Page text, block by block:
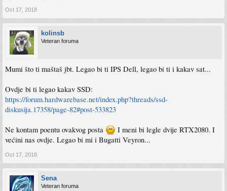
Oct 17, 2018
kolinsb
Veteran foruma
Mumi što ti maštaš jbt. Legao bi ti IPS Dell, legao bi ti i kakav sat...
Ovdje bi ti legao kakav SSD:
https://forum.hardwarebase.net/index.php?threads/ssd-
diskusija.17358/page-82#post-533823
Ne kontam poentu ovakvog posta
I meni bi legle dvije RTX2080. I
većini nas ovdje. Legao bi mi i Bugatti Veyron...
Oct 17, 2018
Sena
Veteran foruma